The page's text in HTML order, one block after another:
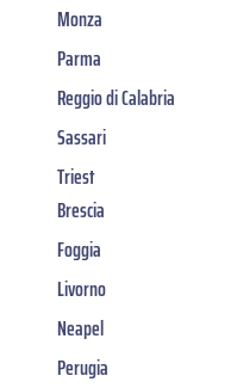
Monza
Parma
Reggio di Calabria
Sassari
Triest
Brescia
Foggia
Livorno
Neapel
Perugia